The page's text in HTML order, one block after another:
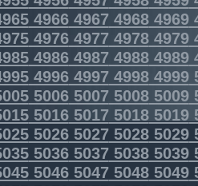
49664967 49684969
49764977 49784979
49864987 49884989
49964997 49984999
50065007 50085009
50165017 50185019
5026502750285029
5036503750385039
5046504750485049